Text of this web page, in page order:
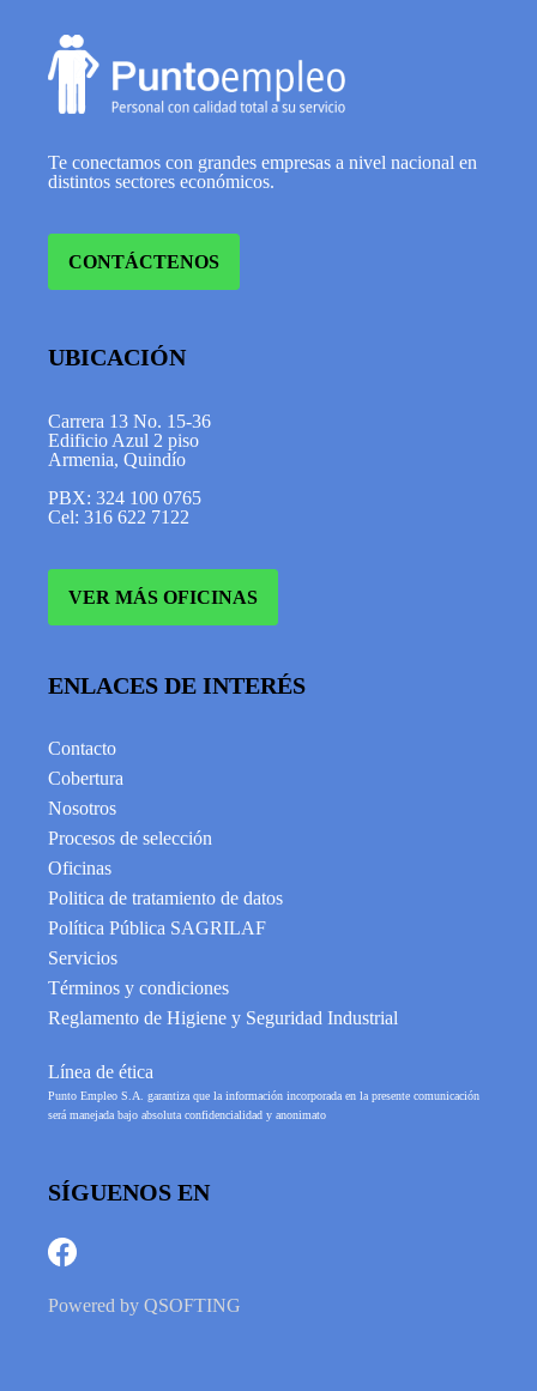
Te conectamos con grandes empresas a nivel nacional en
distintos sectores económicos.
CONTÁCTENOS
UBICACIÓN
Carrera 13 No. 15-36
Edificio Azul 2 piso
Armenia, Quindío
PBX: 324 100 0765
Cel: 316 622 7122
VER MÁS OFICINAS
ENLACES DE INTERÉS
Contacto
Cobertura
Nosotros
Procesos de selección
Oficinas
Politica de tratamiento de datos
Política Pública SAGRILAF
Servicios
Términos y condiciones
Reglamento de Higiene y Seguridad Industrial
Línea de ética
Punto Empleo S.A. garantiza que la información incorporada en la presente comunicación
será manejada bajo absoluta confidencialidad y anonimato
SÍGUENOS EN
Powered by QSOFTING